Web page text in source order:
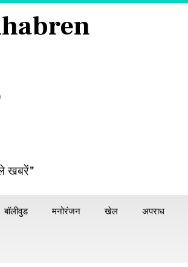
खबरें"
बॉलीवुड मनोरंजन खेल अपराध